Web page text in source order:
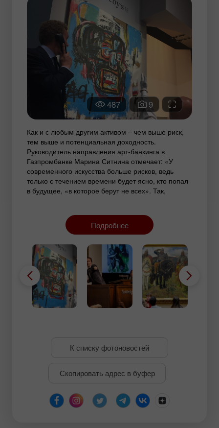
487 9
Как и с любым другим активом – чем выше риск,
тем выше и потенциальная доходность.
Руководитель направления арт-банкинга в
Газпромбанке Марина Ситнина отмечает: «У
современного искусства больше рисков, ведь
только с течением времени будет ясно, кто попал
в будущее, «в которое берут не всех». Так,
23 года работа принесла 25 000,63% годовых.
Подробнее
К списку фотоновостей
Скопировать адрес в буфер